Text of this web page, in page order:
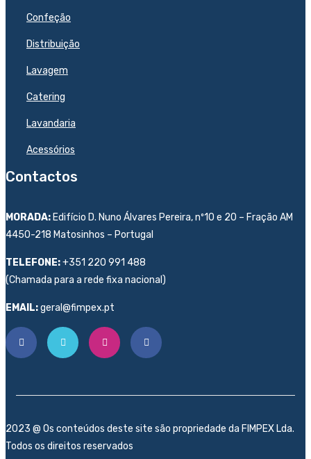
Confeção
Distribuição
Lavagem
Catering
Lavandaria
Acessórios
Contactos
MORADA: Edifício D. Nuno Álvares Pereira, nº10 e 20 – Fração AM
4450-218 Matosinhos – Portugal
TELEFONE:+351 220 991 488
(Chamada para a rede fixa nacional)
EMAIL:geral@fimpex.pt
2023 @ Os conteúdos deste site são propriedade da FIMPEX Lda.
Todos os direitos reservados